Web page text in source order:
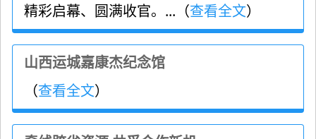
精彩启幕、圆满收官。...（查看全文）
山西运城嘉康杰纪念馆
（查看全文）